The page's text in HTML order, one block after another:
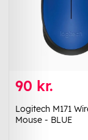
90 kr.
Logitech M171
Mouse - BLUE